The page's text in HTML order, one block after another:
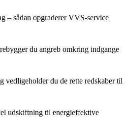
– sådan opgraderer VVS-service
du angreb omkring indgange
vedligeholder du de rette redskaber til
udskiftning til energieffektive